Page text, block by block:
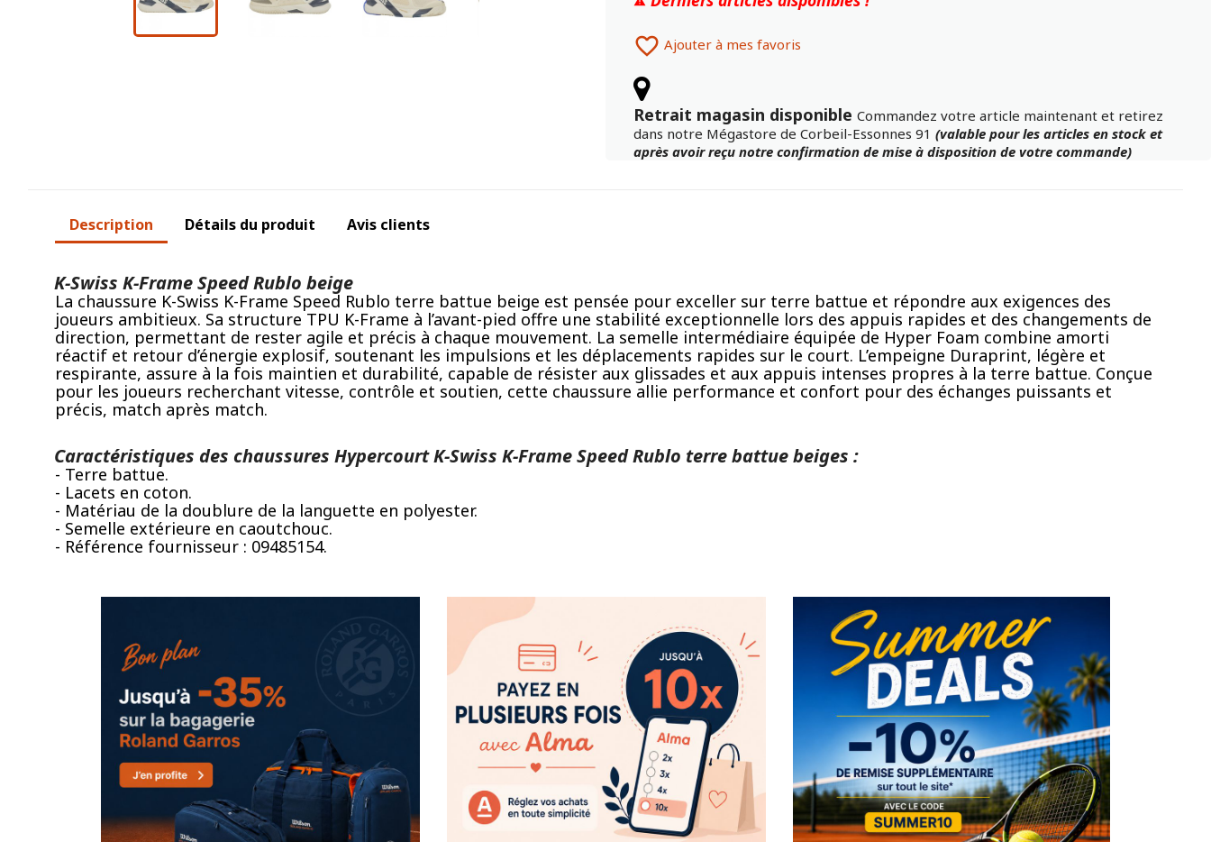
 Ajouter à mes favoris
Retrait magasin disponible Commandez votre article maintenant et retirez
dans notre Mégastore de Corbeil-Essonnes 91 (valable pour les articles en stock et
après avoir reçu notre confirmation de mise à disposition de votre commande)
Description Détails du produit Avis clients
K-Swiss K-Frame Speed Rublo beige
La chaussure K-Swiss K-Frame Speed Rublo terre battue beige est pensée pour exceller sur terre battue et répondre aux exigences des
joueurs ambitieux. Sa structure TPU K-Frame à l’avant-pied offre une stabilité exceptionnelle lors des appuis rapides et des changements de
direction, permettant de rester agile et précis à chaque mouvement. La semelle intermédiaire équipée de Hyper Foam combine amorti
réactif et retour d’énergie explosif, soutenant les impulsions et les déplacements rapides sur le court. L’empeigne Duraprint, légère et
respirante, assure à la fois maintien et durabilité, capable de résister aux glissades et aux appuis intenses propres à la terre battue. Conçue
pour les joueurs recherchant vitesse, contrôle et soutien, cette chaussure allie performance et confort pour des échanges puissants et
précis, match après match.
Caractéristiques des chaussures Hypercourt K-Swiss K-Frame Speed Rublo terre battue beiges :
- Terre battue.
- Lacets en coton.
- Matériau de la doublure de la languette en polyester.
- Semelle extérieure en caoutchouc.
- Référence fournisseur : 09485154.